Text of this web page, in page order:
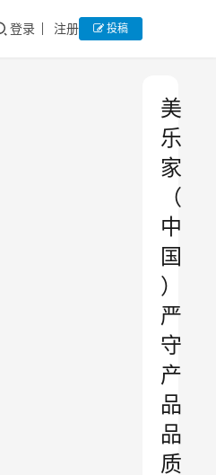
登录 注册 投稿
美
乐
家
（
中
国
）
严
守
产
品
品
质